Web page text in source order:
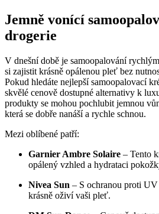
Jemně vonící
drogerie
V dnešní době je samoopalování
si zajistit krásně opálenou pleť bez
Pokud hledáte nejlepší samoopalovací
skvělé cenově dostupné alternativy k
produkty se mohou pochlubit jemnou
která se dobře nanáší a rychle schnou.
Mezi oblíbené patří:
Garnier Ambre Solaire – Tento
opálený vzhled a hydrataci
Nivea Sun – S ochranou proti
krásně oživí vaši pleť.